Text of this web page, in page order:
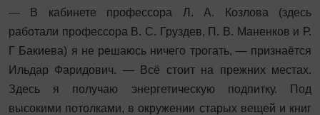
— В кабинете профессора Л. А. Козлова (здесь
работали профессора В. С. Груздев, П. В. Маненков и Р.
Г Бакиева) я не решаюсь ничего трогать, — признаётся
Ильдар Фаридович. — Всё стоит на прежних местах.
Здесь я получаю энергетическую подпитку. Под
высокими потолками, в окружении старых вещей и книг